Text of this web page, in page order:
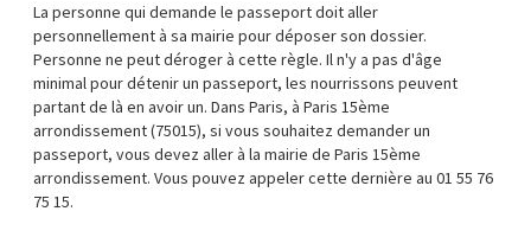
La personne qui demande le passeport doit aller
personnellement à sa mairie pour déposer son dossier.
Personne ne peut déroger à cette règle. Il n'y a pas d'âge
minimal pour détenir un passeport, les nourrissons peuvent
partant de là en avoir un. Dans Paris, à Paris 15ème
arrondissement (75015), si vous souhaitez demander un
passeport, vous devez aller à la mairie de Paris 15ème
arrondissement. Vous pouvez appeler cette dernière au 01 55 76
75 15.